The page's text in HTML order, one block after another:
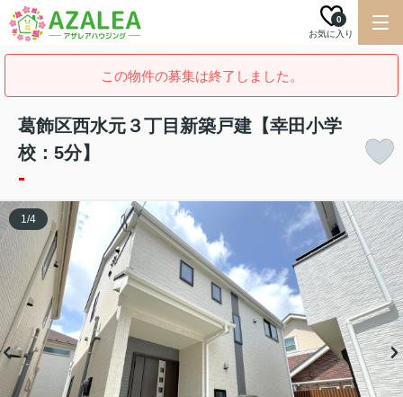
お気に入り
0
この物件の募集は終了しました。
葛飾区西水元３丁目新築戸建【幸田小学
校：5分】
-
1/4